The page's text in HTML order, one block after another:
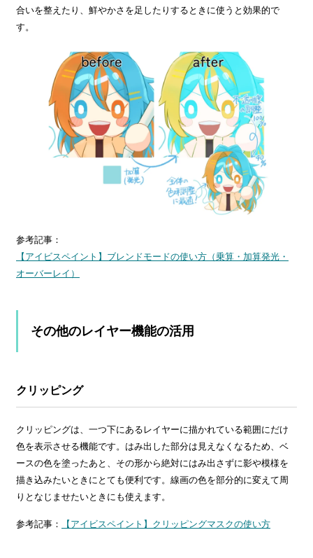
合いを整えたり、鮮やかさを足したりするときに使うと効果的で
す。
参考記事：
【アイビスペイント】ブレンドモードの使い方（乗算・加算発光・
オーバーレイ）
その他のレイヤー機能の活用
クリッピング
クリッピングは、一つ下にあるレイヤーに描かれている範囲にだけ
色を表示させる機能です。はみ出した部分は見えなくなるため、ベ
ースの色を塗ったあと、その形から絶対にはみ出さずに影や模様を
描き込みたいときにとても便利です。線画の色を部分的に変えて周
りとなじませたいときにも使えます。
参考記事： 【アイビスペイント】クリッピングマスクの使い方